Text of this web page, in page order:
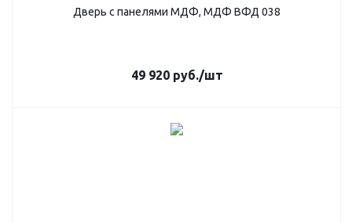
Дверь с панелями МДФ, МДФ ВФД 038
49 920руб./шт